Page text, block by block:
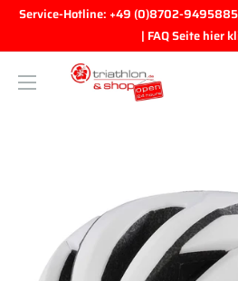
Direkt zum Inhalt
Service-Hotline: +49 (0)8702-
| FAQ Seite hier
triathlon.de GmbH